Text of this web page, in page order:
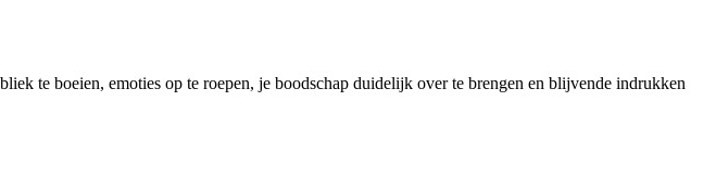
te boeien, emoties op te roepen, je boodschap duidelijk over te brengen en blijvende indrukken